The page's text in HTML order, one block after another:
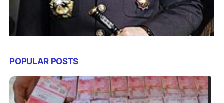
POPULAR POSTS